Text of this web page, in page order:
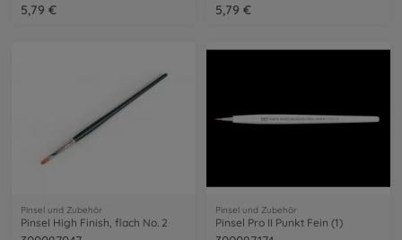
5,79 €
5,79 €
Pinsel und Zubehör
Pinsel High Finish, flach No. 2
Pinsel und Zubehör
Pinsel Pro II Punkt Fein (1)